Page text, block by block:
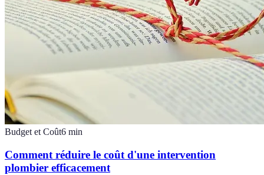
Budget et Coût6 min
Comment réduire le coût d'une intervention
plombier efficacement